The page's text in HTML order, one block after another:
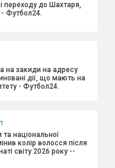
переходу до Шахтаря,
- Футбол24.
на закиди на адресу
дії, що мають на
- Футбол24.
та національної
колір волосся після
світу 2026 року --